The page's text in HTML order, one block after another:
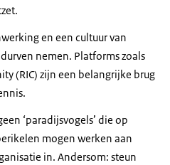
en een cultuur van
nemen. Platforms zoals
(RIC) zijn een belangrijke brug
‘paradijsvogels’ die op
mogen werken aan
in. Andersom: steun